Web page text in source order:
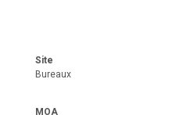
Site
Bureaux
MOA